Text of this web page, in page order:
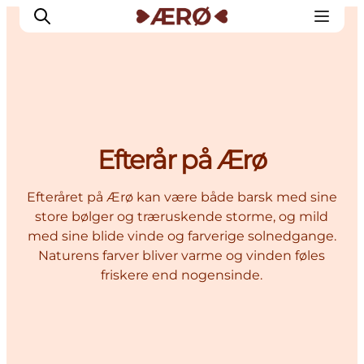
Spisesteder
Events
Planlæg ferien
Efterår på Ærø
Efteråret på Ærø kan være både barsk med sine
store bølger og træruskende storme, og mild
med sine blide vinde og farverige solnedgange.
Naturens farver bliver varme og vinden føles
friskere end nogensinde.